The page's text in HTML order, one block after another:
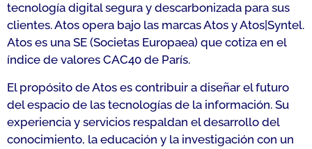
tecnología digital segura y descarbonizada para sus
clientes. Atos opera bajo las marcas Atos y Atos|Syntel.
Atos es una SE (Societas Europaea) que cotiza en el
índice de valores CAC40 de París.
El propósito de Atos es contribuir a diseñar el futuro
del espacio de las tecnologías de la información. Su
experiencia y servicios respaldan el desarrollo del
conocimiento, la educación y la investigación con un